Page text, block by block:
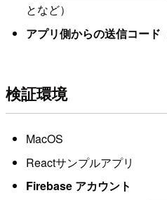
となど）
アプリ側からの送信コード
検証環境
MacOS
Reactサンプルアプリ
Firebase アカウント